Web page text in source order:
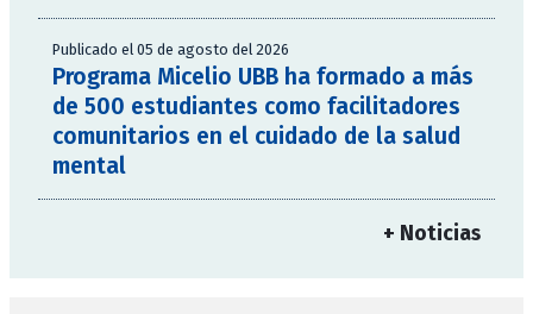
Publicado el 05 de agosto del 2026
Programa Micelio UBB ha formado a más
de 500 estudiantes como facilitadores
comunitarios en el cuidado de la salud
mental
+ Noticias